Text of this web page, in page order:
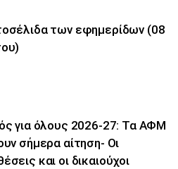
των εφημερίδων (08
για όλους 2026-27: Τα ΑΦΜ
σήμερα αίτηση- Οι
και οι δικαιούχοι